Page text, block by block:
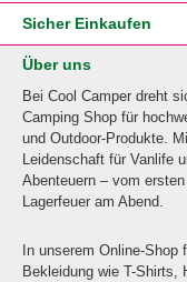
Sicher Einkaufen
Über uns
Bei Cool Camper dreht
Camping Shop für
und Outdoor-Produkte.
Leidenschaft für Vanlife
Abenteuern – vom
Lagerfeuer am Abend.
In unserem Online-
Bekleidung wie T-Shirts,